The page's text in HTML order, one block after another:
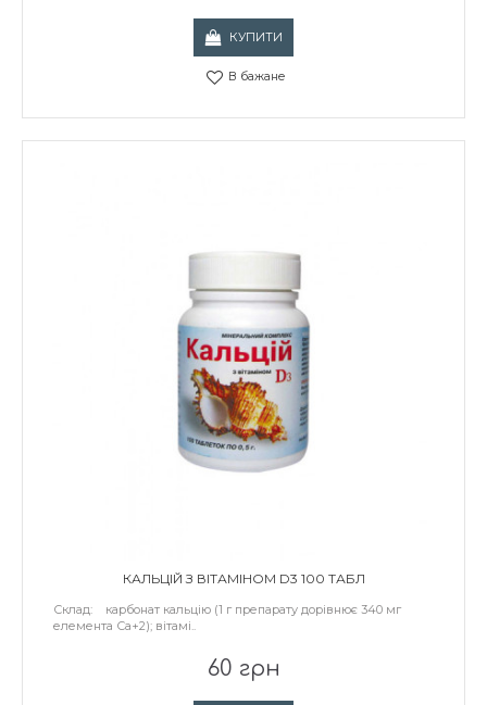
КУПИТИ
В бажане
КАЛЬЦІЙ З ВІТАМІНОМ D3 100 ТАБЛ
Склад: карбонат кальцію (1 г препарату дорівнює 340 мг
елемента Са+2); вітамі..
60 грн